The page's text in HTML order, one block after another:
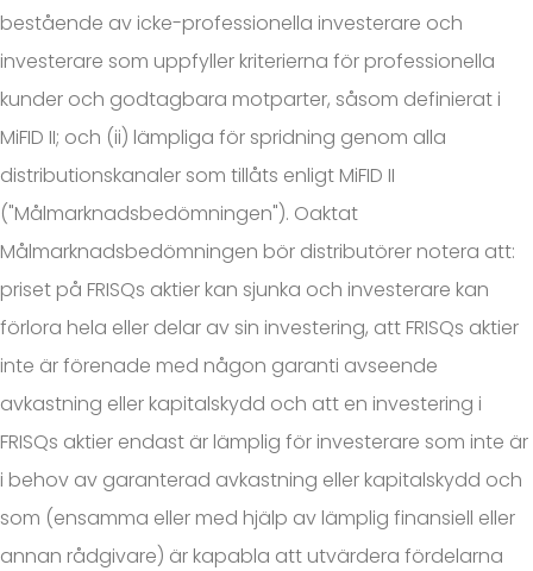
bestående av icke-professionella investerare och
investerare som uppfyller kriterierna för professionella
kunder och godtagbara motparter, såsom definierat i
MiFID II; och (ii) lämpliga för spridning genom alla
distributionskanaler som tillåts enligt MiFID II
("Målmarknadsbedömningen"). Oaktat
Målmarknadsbedömningen bör distributörer notera att:
priset på FRISQs aktier kan sjunka och investerare kan
förlora hela eller delar av sin investering, att FRISQs aktier
inte är förenade med någon garanti avseende
avkastning eller kapitalskydd och att en investering i
FRISQs aktier endast är lämplig för investerare som inte är
i behov av garanterad avkastning eller kapitalskydd och
som (ensamma eller med hjälp av lämplig finansiell eller
annan rådgivare) är kapabla att utvärdera fördelarna